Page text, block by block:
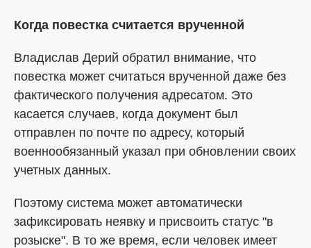
Когда повестка считается врученной
Владислав Дерий обратил внимание, что
повестка может считаться врученной даже без
фактического получения адресатом. Это
касается случаев, когда документ был
отправлен по почте по адресу, который
военнообязанный указал при обновлении своих
учетных данных.
Поэтому система может автоматически
зафиксировать неявку и присвоить статус "в
розыске". В то же время, если человек имеет